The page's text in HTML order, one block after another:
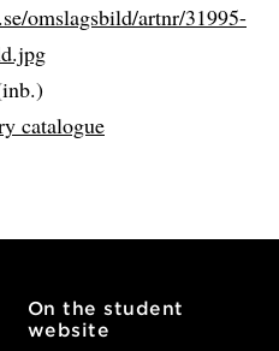
omslagsbild/artnr/31995-
catalogue
On the student
website